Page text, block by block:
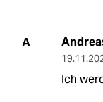
A
Ich